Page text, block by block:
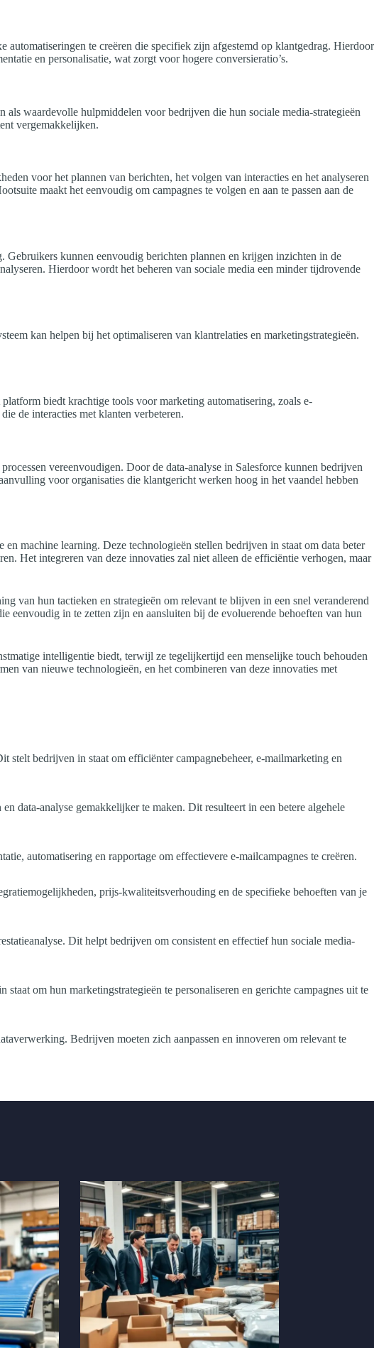
te creëren die specifiek zijn afgestemd op klantgedrag. Hierdoor
en personalisatie, wat zorgt voor hogere conversieratio’s.
waardevolle hulpmiddelen voor bedrijven die hun sociale media-strategieën
vergemakkelijken.
voor het plannen van berichten, het volgen van interacties en het analyseren
maakt het eenvoudig om campagnes te volgen en aan te passen aan de
kunnen eenvoudig berichten plannen en krijgen inzichten in de
Hierdoor wordt het beheren van sociale media een minder tijdrovende
kan helpen bij het optimaliseren van klantrelaties en marketingstrategieën.
biedt krachtige tools voor marketing automatisering, zoals e-
de interacties met klanten verbeteren.
vereenvoudigen. Door de data-analyse in Salesforce kunnen bedrijven
voor organisaties die klantgericht werken hoog in het vaandel hebben
machine learning. Deze technologieën stellen bedrijven in staat om data beter
Het integreren van deze innovaties zal niet alleen de efficiëntie verhogen, maar
van hun tactieken en strategieën om relevant te blijven in een snel veranderend
eenvoudig in te zetten zijn en aansluiten bij de evoluerende behoeften van hun
intelligentie biedt, terwijl ze tegelijkertijd een menselijke touch behouden
van nieuwe technologieën, en het combineren van deze innovaties met
bedrijven in staat om efficiënter campagnebeheer, e-mailmarketing en
data-analyse gemakkelijker te maken. Dit resulteert in een betere algehele
automatisering en rapportage om effectievere e-mailcampagnes te creëren.
prijs-kwaliteitsverhouding en de specifieke behoeften van je
Dit helpt bedrijven om consistent en effectief hun sociale media-
om hun marketingstrategieën te personaliseren en gerichte campagnes uit te
Bedrijven moeten zich aanpassen en innoveren om relevant te